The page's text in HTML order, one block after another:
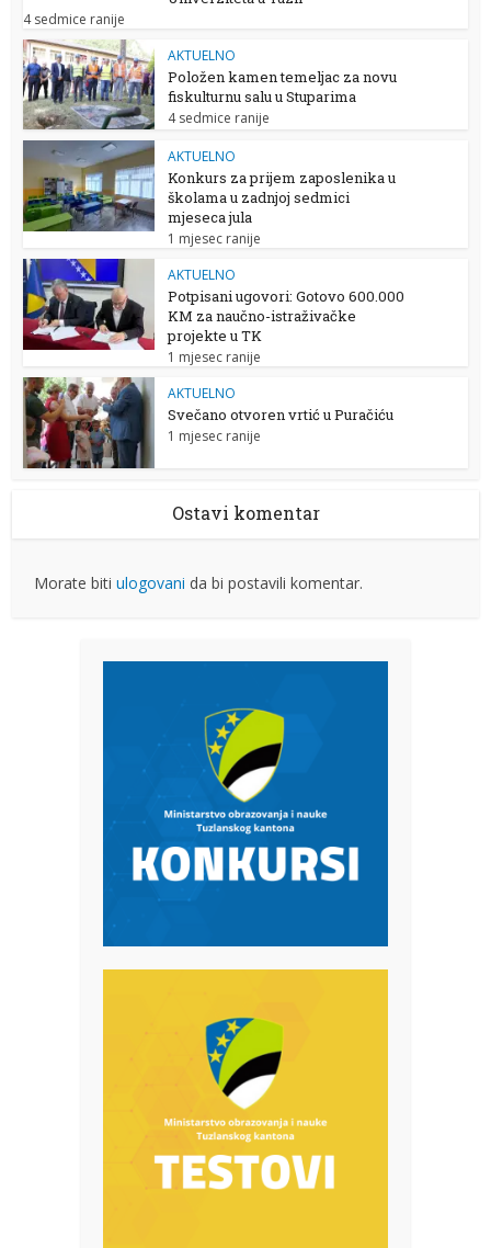
4 sedmice ranije
AKTUELNO
Položen kamen temeljac za novu
fiskulturnu salu u Stuparima
4 sedmice ranije
AKTUELNO
Konkurs za prijem zaposlenika u
školama u zadnjoj sedmici
mjeseca jula
1 mjesec ranije
AKTUELNO
Potpisani ugovori: Gotovo 600.000
KM za naučno-istraživačke
projekte u TK
1 mjesec ranije
AKTUELNO
Svečano otvoren vrtić u Puračiću
1 mjesec ranije
Ostavi komentar
Morate bitiulogovani da bi postavili komentar.